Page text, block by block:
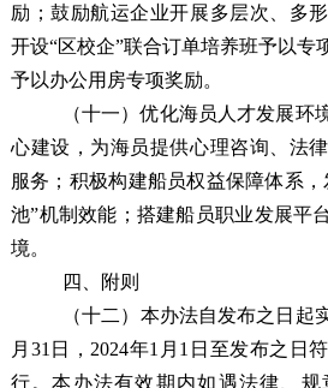
励；鼓励航运企业开展多层次、多
开设“区校企”联合订单培养班予以专
予以办公用房专项奖励。
（十一）优化海员人才发展环
心建设，为海员提供心理咨询、法
服务；积极构建船员权益保障体系，
池”机制效能；搭建船员职业发展平
境。
四、
附则
（十二 ） 本办法自发布之日起
月31日，2024年1月1日至发布之日
行。本办法有效期内如遇法律、